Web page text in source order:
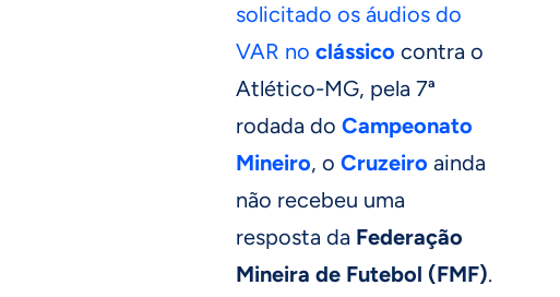
solicitado os áudios do
VAR no clássico contra o
Atlético-MG, pela 7ª
rodada do Campeonato
Mineiro, o Cruzeiro ainda
não recebeu uma
resposta da Federação
Mineira de Futebol (FMF).